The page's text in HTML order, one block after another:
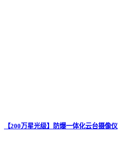
【200万星光级】防爆一体化云台摄像仪